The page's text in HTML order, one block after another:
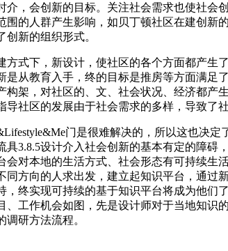
介，会创新的目标。关注社会需求也使社会
围的人群产生影响，如贝丁顿社区在建创
创新的组织形式。
下，新设计，使社区的各个方面都产生了
是从教育入手，终的目标是推房等方面满足
构架，对社区的、文、社会状况、经济都产
导社区的发展由于社会需求的多样，导致了
门是很难解决的，所以这也决定
具3.8.5设计介入社会创新的基本有定的障碍
会对本地的生活方式、社会形态有可持续生
同方向的人求出发，建立起知识平台，通过
，终实现可持续的基于知识平台将成为他
、工作机会如图，先是设计师对于当地知识
调研方法流程。